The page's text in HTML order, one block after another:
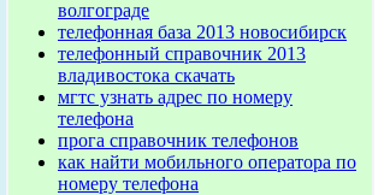
волгограде
телефонная база 2013 новосибирск
телефонный справочник 2013
владивостока скачать
мгтс узнать адрес по номеру
телефона
прога справочник телефонов
как найти мобильного оператора по
номеру телефона